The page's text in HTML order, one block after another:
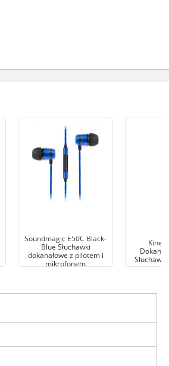
Soundmagic E50C Black-
Blue Słuchawki
dokanałowe z pilotem i
mikrofonem